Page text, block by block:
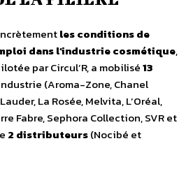
les conditions de
dans l’industrie cosmétique,
par Circul’R, a mobilisé13
(Aroma-Zone, Chanel
La Rosée, Melvita, L’Oréal,
Fabre, Sephora Collection, SVR et
2 distributeurs(Nocibé et